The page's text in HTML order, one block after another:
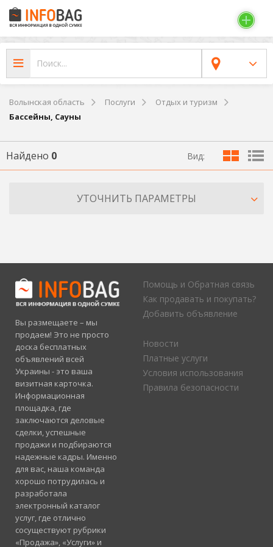
Волынская область Послуги
Отдых и туризм
Бассейны, Сауны
Найдено 0 Вид:
УТОЧНИТЬ ПАРАМЕТРЫ
Вы размещаете – мы
продаем! Это не просто
доска бесплатных
объявлений всей
Украины - это ваша
визитная карточка.
Информационная
площадка, где
заключаются деловые
сделки, успешные
продажи и подбираются
надежные кадры. Именно
для вас, наша команда
хорошо потрудилась и
разработала
электронный каталог
услуг, где отлично
сосуществуют рубрики
«Продажа», «Услуги» и
Помощь и Обратная связь
Как продавать и покупать?
Добавить объявление
Новости
Платные услуги
Условия использования
Правила безопасности